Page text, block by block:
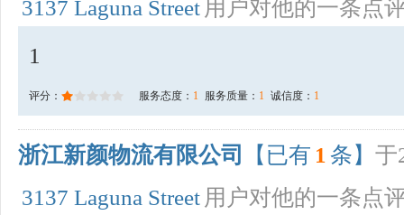
3137 Laguna Street 用户对他的一条点
1
评分： 服务态度： 1 服务质量： 1 诚信度： 1
浙江新颜物流有限公司 【已有 1 条】 于
3137 Laguna Street 用户对他的一条点